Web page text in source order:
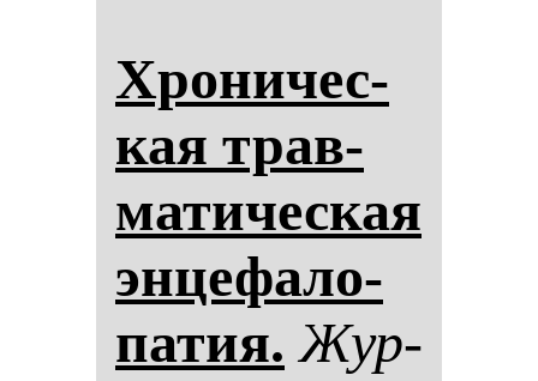
Хро­ни­чес­
кая трав­
ма­ти­чес­кая
эн­це­фа­ло­
па­тия. Жур­